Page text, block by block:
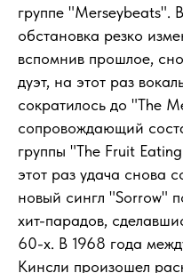
группе "Merseybeats".
обстановка резко
вспомнив прошлое,
дуэт, на этот раз
сократилось до "The
сопровождающий
группы "The Fruit
этот раз удача снова
новый сингл "Sorrow"
хит-парадов,
60-х. В 1968 года
Кинсли произошел